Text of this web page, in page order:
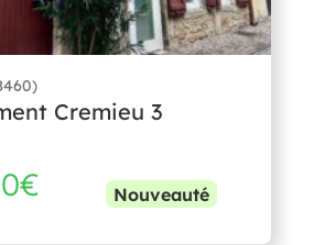
Cremieu 3
Nouveauté